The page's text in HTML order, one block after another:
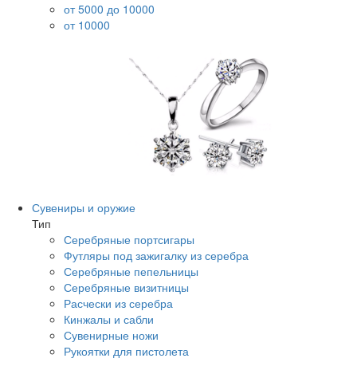
от 5000 до 10000
от 10000
Сувениры и оружие
Тип
Серебряные портсигары
Футляры под зажигалку из серебра
Серебряные пепельницы
Серебряные визитницы
Расчески из серебра
Кинжалы и сабли
Сувенирные ножи
Рукоятки для пистолета